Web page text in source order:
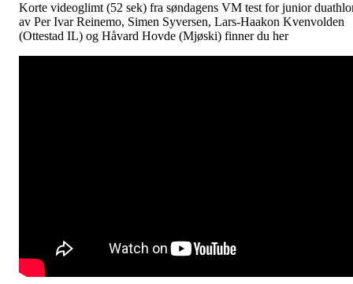
Korte videoglimt (52 sek) fra søndagens VM test for junior
av Per Ivar Reinemo, Simen Syversen, Lars-Haakon Kvenvolden
(Ottestad IL) og Håvard Hovde (Mjøski) finner du her